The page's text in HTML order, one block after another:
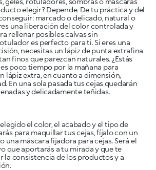
elegir? Depende. De tu práctica y del
marcado o delicado, natural o
una liberación del color controlada y
rellenar posibles calvas sin
es perfecto para ti. Si eres una
necesitas un lápiz de punta extrafina
finos que parezcan naturales. ¿Estás
poco tiempo por la mañana para
lápiz extra, en cuanto a dimensión,
En una sola pasada tus cejas quedarán
y delicadamente teñidas.
elegido el color, el acabado y el tipo de
para maquillar tus cejas, fíjalo con un
una máscara fijadora para cejas. Será el
que aportarás a tu mirada y que te
la consistencia de los productos y a